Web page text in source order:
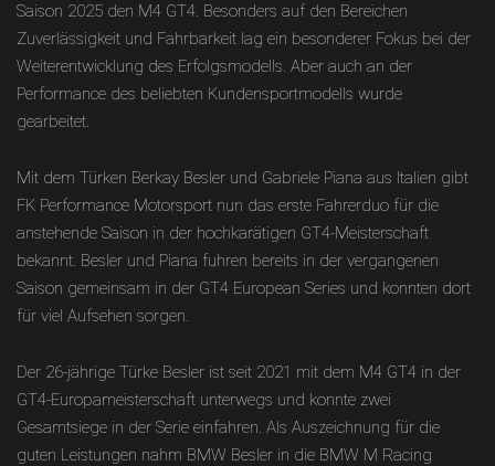
Saison 2025 den M4 GT4. Besonders auf den Bereichen
Zuverlässigkeit und Fahrbarkeit lag ein besonderer Fokus bei der
Weiterentwicklung des Erfolgsmodells. Aber auch an der
Performance des beliebten Kundensportmodells wurde
gearbeitet.
Mit dem Türken Berkay Besler und Gabriele Piana aus Italien gibt
FK Performance Motorsport nun das erste Fahrerduo für die
anstehende Saison in der hochkarätigen GT4-Meisterschaft
bekannt. Besler und Piana fuhren bereits in der vergangenen
Saison gemeinsam in der GT4 European Series und konnten dort
für viel Aufsehen sorgen.
Der 26-jährige Türke Besler ist seit 2021 mit dem M4 GT4 in der
GT4-Europameisterschaft unterwegs und konnte zwei
Gesamtsiege in der Serie einfahren. Als Auszeichnung für die
guten Leistungen nahm BMW Besler in die BMW M Racing